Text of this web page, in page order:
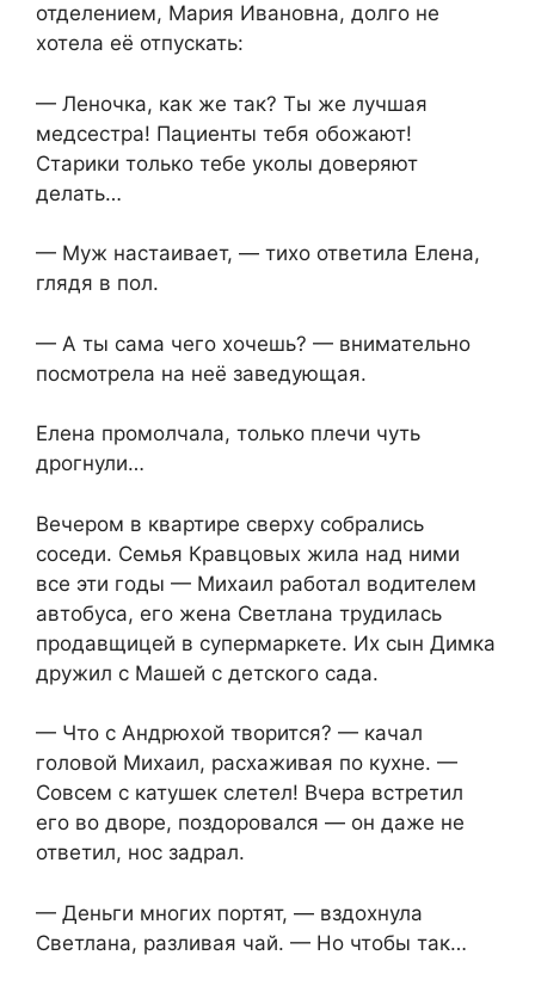
отделением, Мария Ивановна, долго не
хотела её отпускать:
— Леночка, как же так? Ты же лучшая
медсестра! Пациенты тебя обожают!
Старики только тебе уколы доверяют
делать…
— Муж настаивает, — тихо ответила Елена,
глядя в пол.
— А ты сама чего хочешь? — внимательно
посмотрела на неё заведующая.
Елена промолчала, только плечи чуть
дрогнули…
Вечером в квартире сверху собрались
соседи. Семья Кравцовых жила над ними
все эти годы — Михаил работал водителем
автобуса, его жена Светлана трудилась
продавщицей в супермаркете. Их сын Димка
дружил с Машей с детского сада.
— Что с Андрюхой творится? — качал
головой Михаил, расхаживая по кухне. —
Совсем с катушек слетел! Вчера встретил
его во дворе, поздоровался — он даже не
ответил, нос задрал.
— Деньги многих портят, — вздохнула
Светлана, разливая чай. — Но чтобы так…